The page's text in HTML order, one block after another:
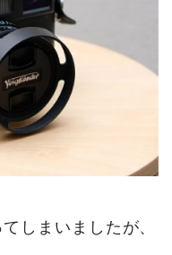
しまいましたが、